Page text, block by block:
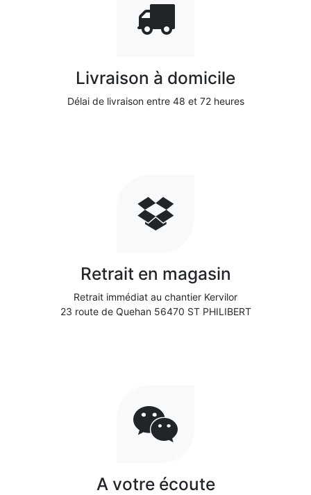
Livraison à domicile
Délai de livraison entre 48 et 72 heures
Retrait en magasin
Retrait immédiat au chantier Kervilor
23 route de Quehan 56470 ST PHILIBERT
A votre écoute